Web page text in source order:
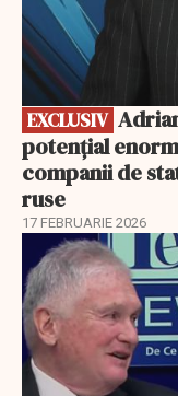
EXCLUSIV
potențial
companii de
ruse
17 FEBRUARIE 2026
EXCLUSIV